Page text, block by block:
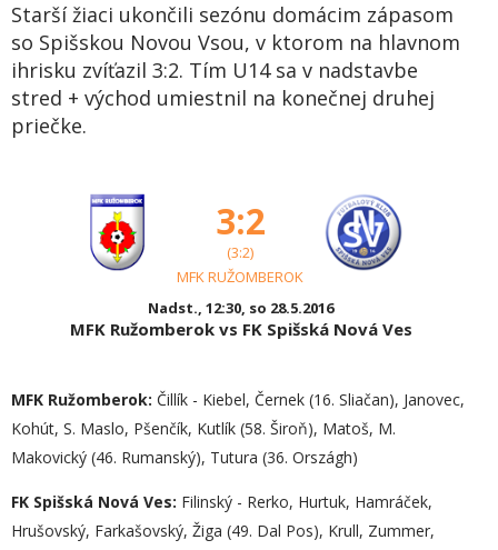
Starší žiaci ukončili sezónu domácim zápasom
so Spišskou Novou Vsou, v ktorom na hlavnom
ihrisku zvíťazil 3:2. Tím U14 sa v nadstavbe
stred + východ umiestnil na konečnej druhej
priečke.
3:2
(3:2)
MFK RUŽOMBEROK
Nadst., 12:30, so 28.5.2016
MFK Ružomberok vs FK Spišská Nová Ves
MFK Ružomberok: Čillík - Kiebel, Černek (16. Sliačan), Janovec,
Kohút, S. Maslo, Pšenčík, Kutlík (58. Široň), Matoš, M.
Makovický (46. Rumanský), Tutura (36. Országh)
FK Spišská Nová Ves: Filinský - Rerko, Hurtuk, Hamráček,
Hrušovský, Farkašovský, Žiga (49. Dal Pos), Krull, Zummer,